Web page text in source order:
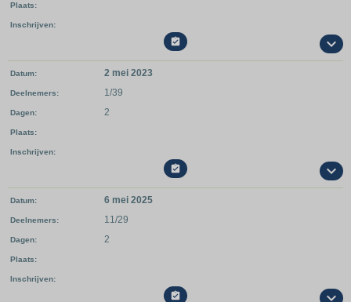
Plaats
Inschrijven

Datum 2 mei 2023
Deelnemers 1/39
Dagen 2
Plaats
Inschrijven

Datum 6 mei 2025
Deelnemers 11/29
Dagen 2
Plaats
Inschrijven
